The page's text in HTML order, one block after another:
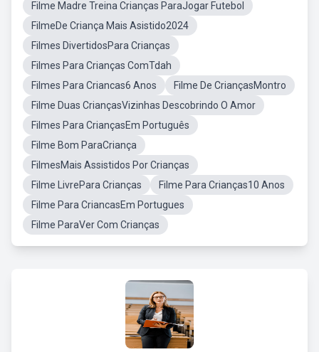
Filme Madre Treina Crianças ParaJogar Futebol
FilmeDe Criança Mais Asistido2024
Filmes DivertidosPara Crianças
Filmes Para Crianças ComTdah
Filmes Para Criancas6 Anos
Filme De CriançasMontro
Filme Duas CriançasVizinhas Descobrindo O Amor
Filmes Para CriançasEm Português
Filme Bom ParaCriança
FilmesMais Assistidos Por Crianças
Filme LivrePara Crianças
Filme Para Crianças10 Anos
Filme Para CriancasEm Portugues
Filme ParaVer Com Crianças